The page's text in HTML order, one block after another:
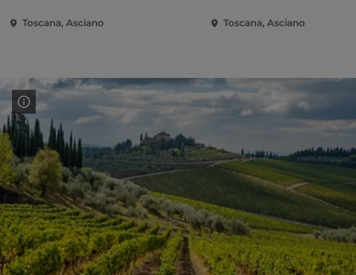
Toscana, Asciano Toscana, Asciano